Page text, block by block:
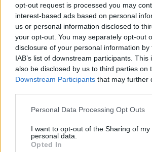
opt-out request is processed you may
interest-based ads based on personal
us or personal information disclosed to
your opt-out. You may separately opt-out
disclosure of your personal information
IAB’s list of downstream participants.
also be disclosed by us to third parties on
Downstream Participants that may further
Please note that this website/app uses
not limited to your visit or usage
grant or deny consent to Google and its
use your data for below specified
Personal Data Processing Opt Outs
I want to opt-out of the Sharing of my
personal data.
Opted In
αέρα».
Δείτε τις σχετικές διευκρινίσειςεδώ.
Τελευταίες ειδήσεις για
Πανελλήνιες 2019: Ιατρική, Νομική